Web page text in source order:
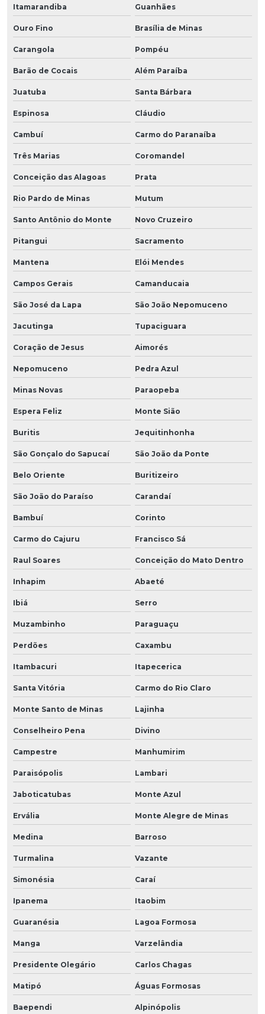
Itamarandiba Guanhães
Ouro Fino Brasília de Minas
Carangola Pompéu
Barão de Cocais Além Paraíba
Juatuba Santa Bárbara
Espinosa Cláudio
Cambuí Carmo do Paranaíba
Três Marias Coromandel
Conceição das Alagoas Prata
Rio Pardo de Minas Mutum
Santo Antônio do Monte Novo Cruzeiro
Pitangui Sacramento
Mantena Elói Mendes
Campos Gerais Camanducaia
São José da Lapa São João Nepomuceno
Jacutinga Tupaciguara
Coração de Jesus Aimorés
Nepomuceno Pedra Azul
Minas Novas Paraopeba
Espera Feliz Monte Sião
Buritis Jequitinhonha
São Gonçalo do Sapucaí São João da Ponte
Belo Oriente Buritizeiro
São João do Paraíso Carandaí
Bambuí Corinto
Carmo do Cajuru Francisco Sá
Raul Soares Conceição do Mato Dentro
Inhapim Abaeté
Ibiá Serro
Muzambinho Paraguaçu
Perdões Caxambu
Itambacuri Itapecerica
Santa Vitória Carmo do Rio Claro
Monte Santo de Minas Lajinha
Conselheiro Pena Divino
Campestre Manhumirim
Paraisópolis Lambari
Jaboticatubas Monte Azul
Ervália Monte Alegre de Minas
Medina Barroso
Turmalina Vazante
Simonésia Caraí
Ipanema Itaobim
Guaranésia Lagoa Formosa
Manga Varzelândia
Presidente Olegário Carlos Chagas
Matipó Águas Formosas
Baependi Alpinópolis